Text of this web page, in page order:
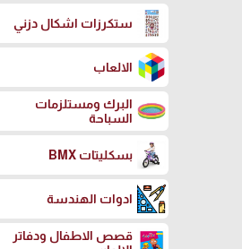
ستكرزات اشكال دزني
الالعاب
البرك ومستلزمات
السباحة
بسكليتات BMX
ادوات الهندسة
قصص الاطفال ودفاتر